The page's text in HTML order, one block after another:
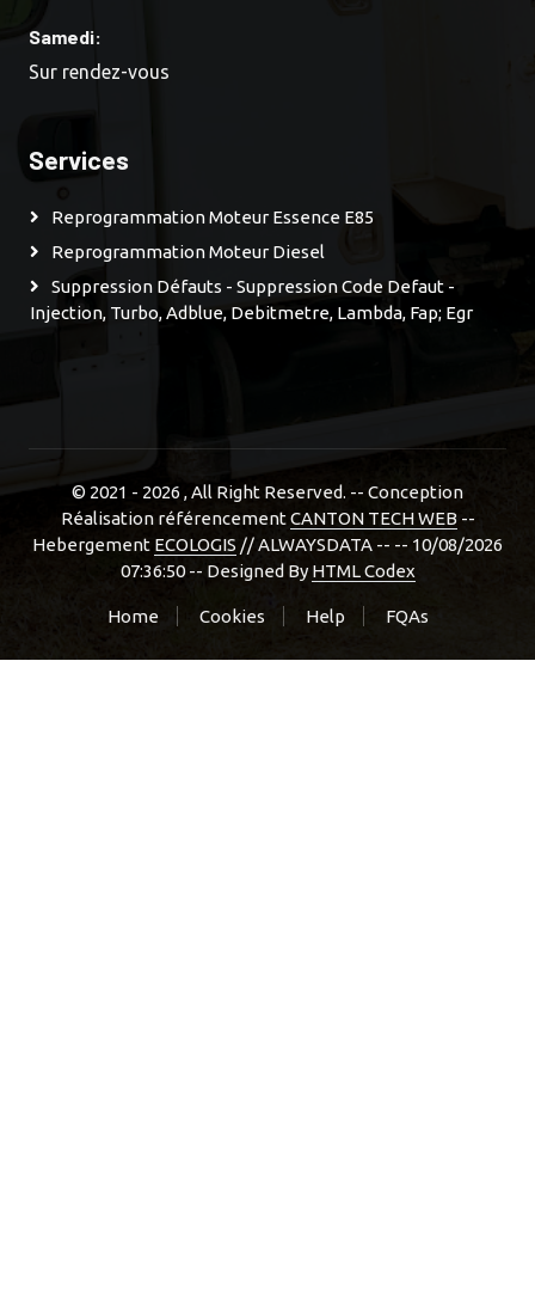
Samedi:
Sur rendez-vous
Services
Reprogrammation Moteur Essence E85
Reprogrammation Moteur Diesel
Suppression Défauts - Suppression Code Defaut -
Injection, Turbo, Adblue, Debitmetre, Lambda, Fap; Egr
© 2021 - 2026 , All Right Reserved. -- Conception
Réalisation référencementCANTON TECH WEB--
Hebergement ECOLOGIS // ALWAYSDATA -- -- 10/08/2026
07:36:50 -- Designed By HTML Codex
Home Cookies Help FQAs